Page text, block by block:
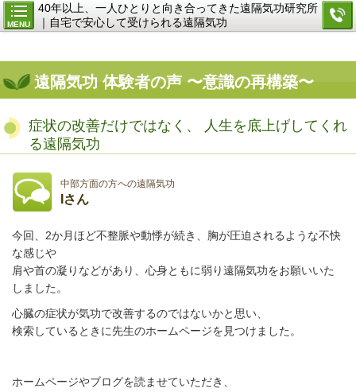
MENU
40年以上、一人ひとりと向き合ってきた遠隔気功研究所
｜自宅で安心して受けられる遠隔気功
遠隔気功 体験者の声 〜意識の再構築〜
症状の改善だけではなく、 人生を底上げしてくれ
る遠隔気功
中部方面の方への遠隔気功
Iさん
今回、2か月ほど不整脈や動悸が続き、胸が圧迫されるような不快
な感じや
肩や首の凝りなどがあり、心身ともに弱り遠隔気功をお願いいた
しました。
心臓の症状が気功で改善するのではないかと思い、
検索しているときに先生のホームページを見つけました。
ホームページやブログを読ませていただき、